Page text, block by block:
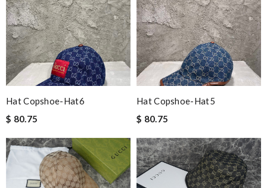
Hat Copshoe-Hat6
$ 80.75
Hat Copshoe-Hat5
$ 80.75